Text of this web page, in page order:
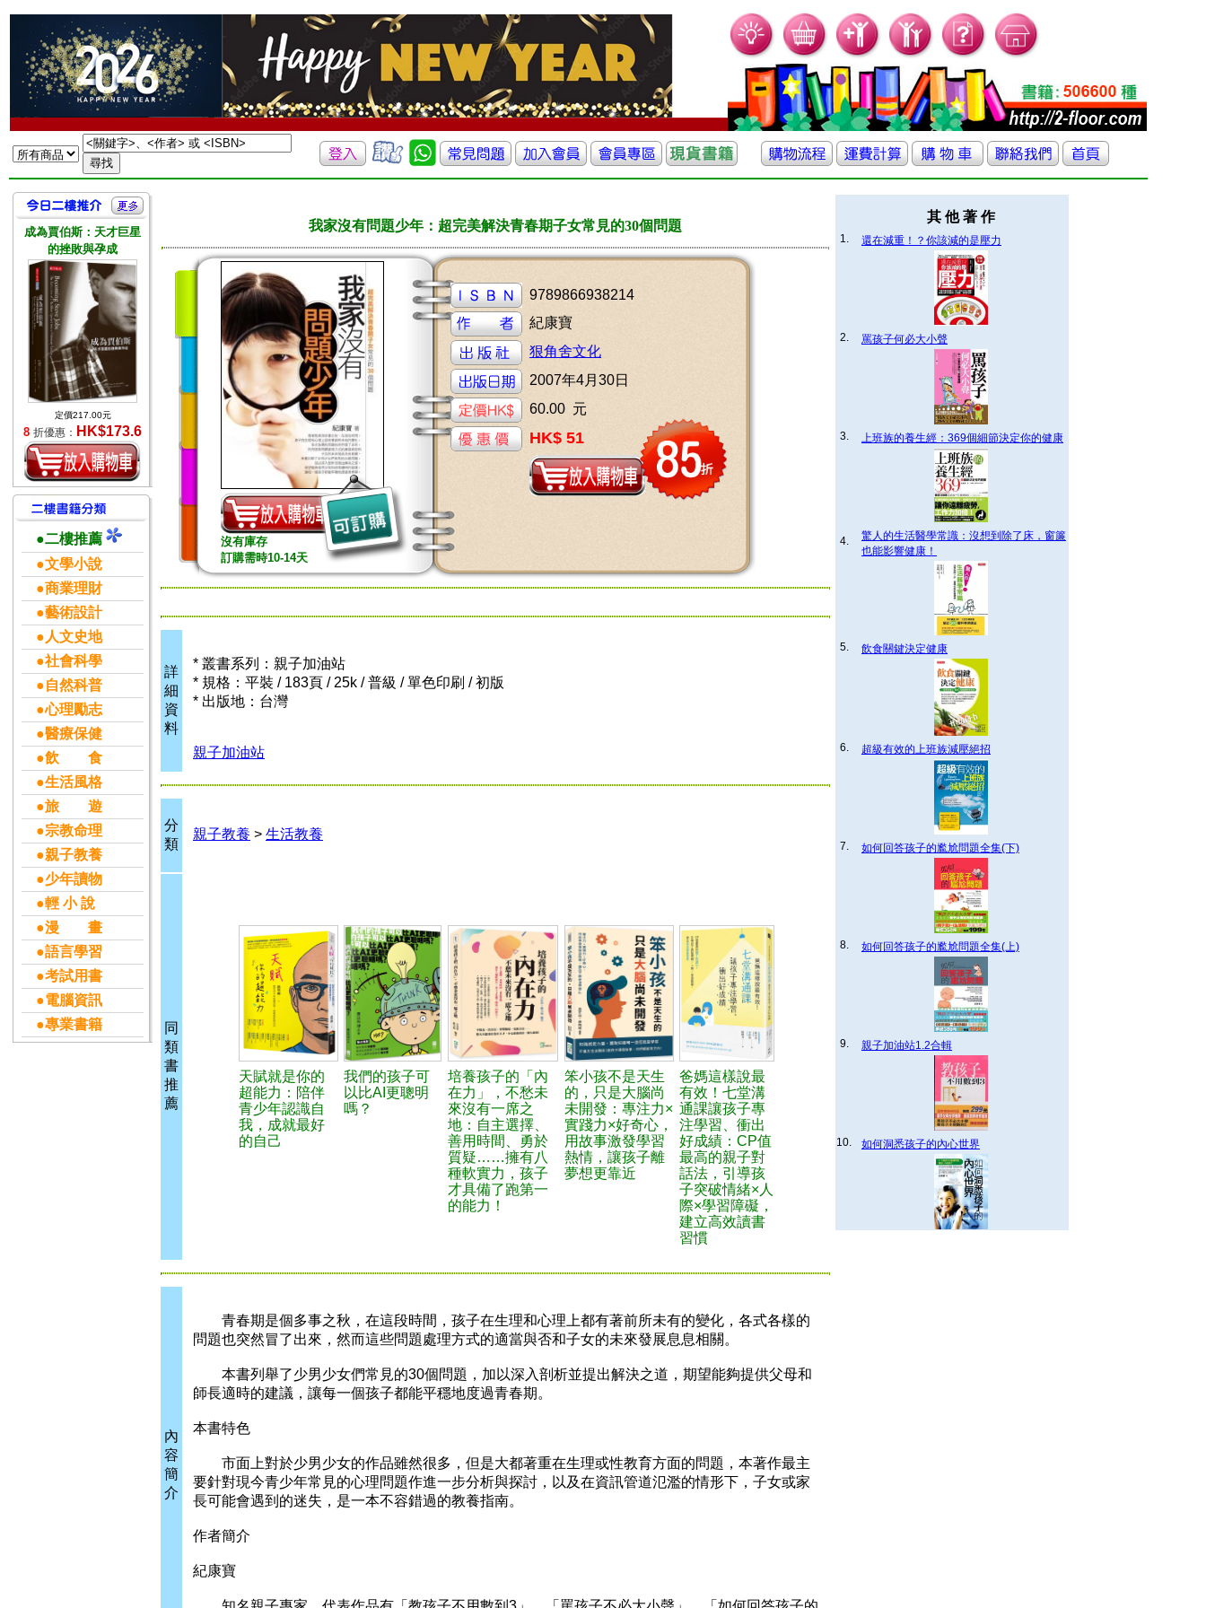
成為賈伯斯：天才巨星
的挫敗與孕成
定價217.00元
8 折優惠： HK$173.6
●二樓推薦
●文學小說
●商業理財
●藝術設計
●人文史地
●社會科學
●自然科普
●心理勵志
●醫療保健
●飲 食
●生活風格
●旅 遊
●宗教命理
●親子教養
●少年讀物
●輕 小 說
●漫 畫
●語言學習
●考試用書
●電腦資訊
●專業書籍
我家沒有問題少年：超完美解決青春期子女常見的30個問題
沒有庫存
訂購需時10-14天
9789866938214
紀康寶
狠角舍文化
2007年4月30日
60.00 元
HK$ 51
詳
細
資
料
* 叢書系列：親子加油站
* 規格：平裝 / 183頁 / 25k / 普級 / 單色印刷 / 初版
* 出版地：台灣
親子加油站
分
類
親子教養 > 生活教養
同
類
書
推
薦
天賦就是你的
超能力：陪伴
青少年認識自
我，成就最好
的自己
我們的孩子可
以比AI更聰明
嗎？
培養孩子的「內
在力」，不愁未
來沒有一席之
地：自主選擇、
善用時間、勇於
質疑……擁有八
種軟實力，孩子
才具備了跑第一
的能力！
笨小孩不是天生
的，只是大腦尚
未開發：專注力×
實踐力×好奇心，
用故事激發學習
熱情，讓孩子離
夢想更靠近
爸媽這樣說最
有效！七堂溝
通課讓孩子專
注學習、衝出
好成績：CP值
最高的親子對
話法，引導孩
子突破情緒×人
際×學習障礙，
建立高效讀書
習慣
內
容
簡
介
青春期是個多事之秋，在這段時間，孩子在生理和心理上都有著前所未有的變化，各式各樣的
問題也突然冒了出來，然而這些問題處理方式的適當與否和子女的未來發展息息相關。
本書列舉了少男少女們常見的30個問題，加以深入剖析並提出解決之道，期望能夠提供父母和
師長適時的建議，讓每一個孩子都能平穩地度過青春期。
本書特色
市面上對於少男少女的作品雖然很多，但是大都著重在生理或性教育方面的問題，本著作最主
要針對現今青少年常見的心理問題作進一步分析與探討，以及在資訊管道氾濫的情形下，子女或家
長可能會遇到的迷失，是一本不容錯過的教養指南。
作者簡介
紀康寶
其 他 著 作
1. 還在減重！？你該減的是壓力
2. 罵孩子何必大小聲
3. 上班族的養生經：369個細節決定你的健康
4.
驚人的生活醫學常識：沒想到除了床，窗簾
也能影響健康！
5. 飲食關鍵決定健康
6. 超級有效的上班族減壓絕招
7. 如何回答孩子的尷尬問題全集(下)
8. 如何回答孩子的尷尬問題全集(上)
9. 親子加油站1.2合輯
10. 如何洞悉孩子的內心世界